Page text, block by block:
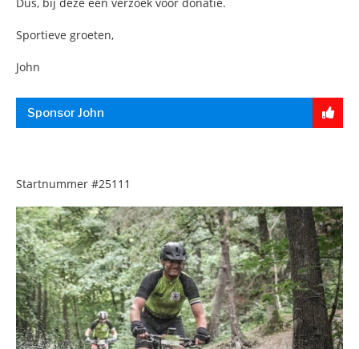
Dus, bij deze een verzoek voor donatie.
Sportieve groeten,
John
Sponsor John
Startnummer #25111